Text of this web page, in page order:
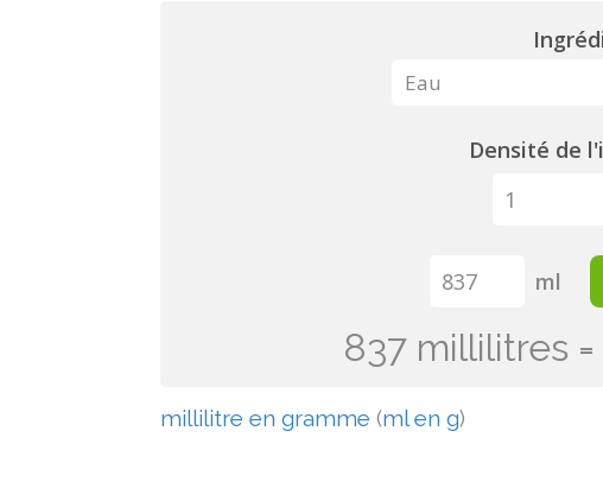
Densité de
ml
837 millilitres
millilitre en gramme (ml en g)